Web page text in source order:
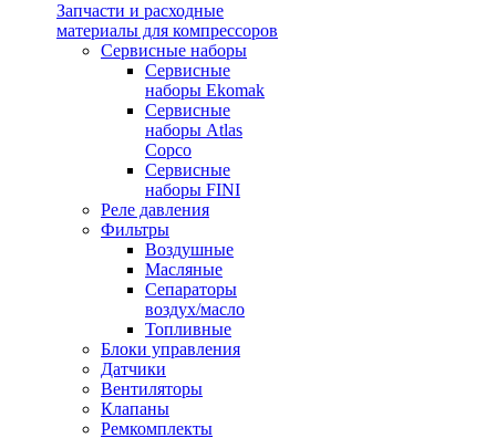
Запчасти и расходные
материалы для компрессоров
Cервисные наборы
Сервисные
наборы Ekomak
Cервисные
наборы Atlas
Copco
Сервисные
наборы FINI
Реле давления
Фильтры
Воздушные
Масляные
Сепараторы
воздух/масло
Топливные
Блоки управления
Датчики
Вентиляторы
Клапаны
Ремкомплекты